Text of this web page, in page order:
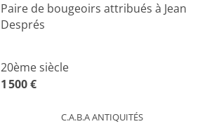
Paire de bougeoirs attribués à Jean
Després
20ème siècle
1 500 €
C.A.B.A ANTIQUITÉS